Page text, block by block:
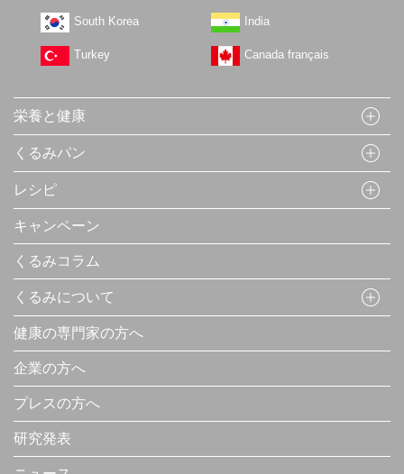
South Korea India
Turkey Canada français
栄養と健康
くるみパン
レシピ
キャンペーン
くるみコラム
くるみについて
健康の専門家の方へ
企業の方へ
プレスの方へ
研究発表